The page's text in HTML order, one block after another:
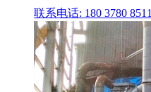
联系电话: 180 3780 8511